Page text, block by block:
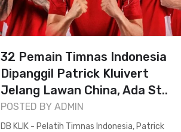
32 Pemain Timnas Indonesia
Dipanggil Patrick Kluivert
Jelang Lawan China, Ada St..
POSTED BY ADMIN
DB KLIK - Pelatih Timnas Indonesia, Patrick